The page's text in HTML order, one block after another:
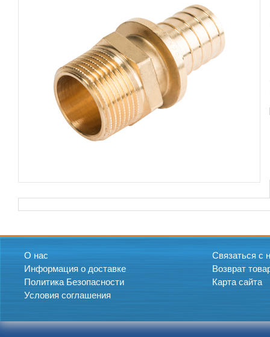
О нас
Информация о доставке
Политика Безопасности
Условия соглашения
Связаться с
Возврат
Карта сайта